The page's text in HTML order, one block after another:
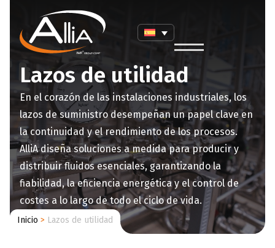
Lazos de utilidad
En el corazón de las instalaciones industriales, los
lazos de suministro desempeñan un papel clave en
la continuidad y el rendimiento de los procesos.
AlliA diseña soluciones a medida para producir y
distribuir fluidos esenciales, garantizando la
fiabilidad, la eficiencia energética y el control de
costes a lo largo de todo el ciclo de vida.
Inicio > Lazos de utilidad